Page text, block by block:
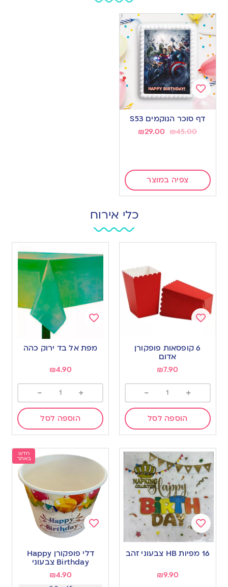
Add
to
wishlist
דף סוכר הנוקמים S53
₪45.00
₪29.00
צפיה במוצר
כלי אירוח
wishlist
6 קופסאות פופקורן
אדום
₪7.90
+
-
הוספה לסל
toמפת אל בד ירוק כהה
₪4.90
+
-
הוספה לסל
Add
to
16 מפיות HB צבעוני זהב
₪9.90
חדש
באתר
wishlist
דלי פופקורן Happy
Birthday צבעוני
₪4.90